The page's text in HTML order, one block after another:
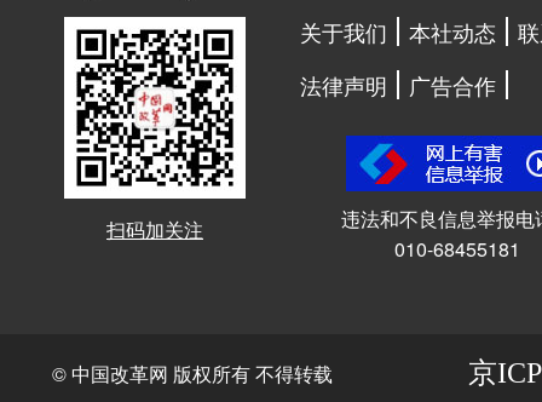
扫码加关注
关于我们 本社动态
法律声明
广告合作
违法和不良信息举报电
010-68455181
© 中国改革网 版权所有 不得转载 京